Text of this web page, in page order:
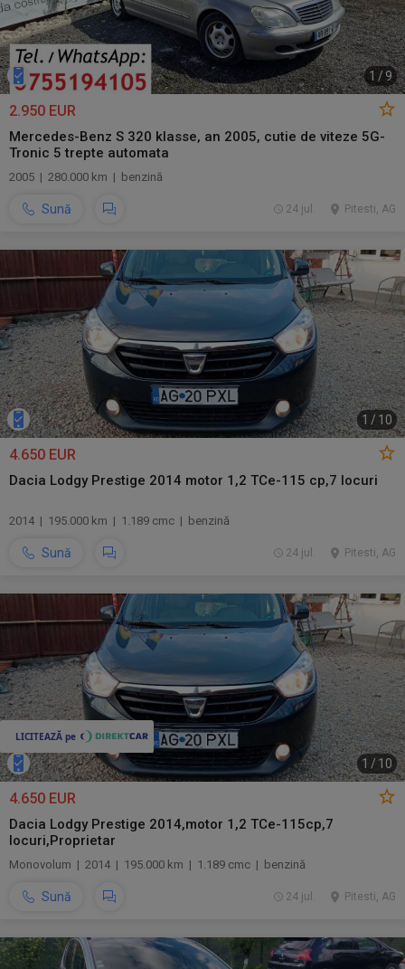
1 /9
2.950 EUR
Mercedes-Benz S 320 klasse, an 2005, cutie de viteze 5G-
Tronic 5 trepte automata
2005 | 280.000 km | benzină
Sună Pitesti, AG
24 jul.
1 / 10
4.650 EUR
Dacia Lodgy Prestige 2014 motor 1,2 TCe-115 cp,7 locuri
2014 | 195.000 km | 1.189 cmc | benzină
Sună Pitesti, AG
24 jul.
1 / 10
4.650 EUR
Dacia Lodgy Prestige 2014,motor 1,2 TCe-115cp,7
locuri,Proprietar
Monovolum | 2014 | 195.000 km | 1.189 cmc | benzină
Sună Pitesti, AG
24 jul.